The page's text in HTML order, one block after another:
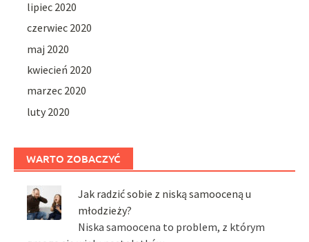
lipiec 2020
czerwiec 2020
maj 2020
kwiecień 2020
marzec 2020
luty 2020
WARTO ZOBACZYĆ
Jak radzić sobie z niską samooceną u
młodzieży?
Niska samoocena to problem, z którym